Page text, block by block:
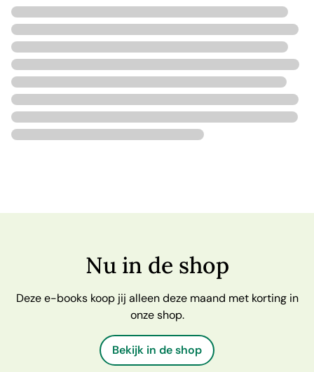
Nu in de shop
Deze e-books koop jij alleen deze maand met korting in
onze shop.
Bekijk in de shop